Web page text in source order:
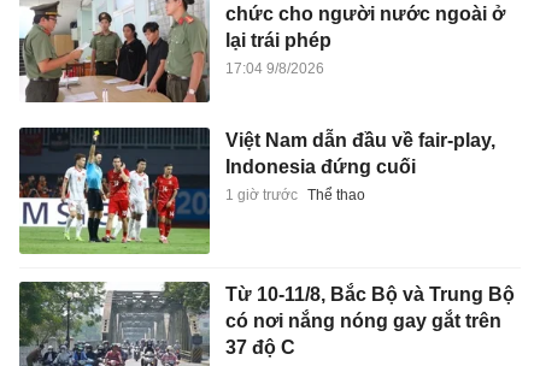
chức cho người nước ngoài ở
lại trái phép
17:04 9/8/2026
Việt Nam dẫn đầu về fair-play,
Indonesia đứng cuối
1 giờ trước Thể thao
Từ 10-11/8, Bắc Bộ và Trung Bộ
có nơi nắng nóng gay gắt trên
37 độ C